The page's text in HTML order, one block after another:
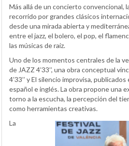
Más allá de un concierto convencional,
recorrido por grandes clásicos
desde una mirada abierta y
entre el jazz, el bolero, el pop, el
las músicas de raíz.
Uno de los momentos centrales de la
de JAZZ 4’33’’, una obra conceptual
4’33’’ y El silencio improvisa,
español e inglés. La obra propone una
torno a la escucha, la percepción del
como herramientas creativas.
La